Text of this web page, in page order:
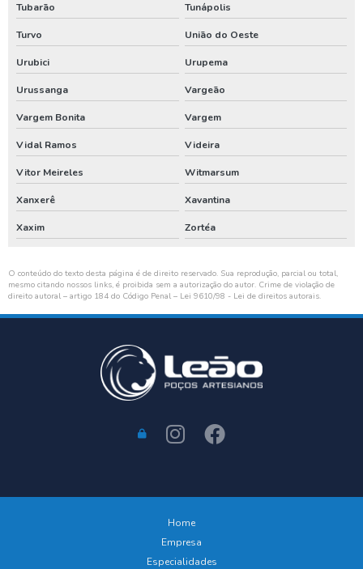
Tubarão Tunápolis
Turvo União do Oeste
Urubici Urupema
Urussanga Vargeão
Vargem Bonita Vargem
Vidal Ramos Videira
Vitor Meireles Witmarsum
Xanxerê Xavantina
Xaxim Zortéa
O conteúdo do texto desta página é de direito reservado. Sua reprodução, parcial ou total,
mesmo citando nossos links, é proibida sem a autorização do autor. Crime de violação de
direito autoral – artigo 184 do Código Penal – Lei 9610/98 - Lei de direitos autorais.
Home
Empresa
Especialidades